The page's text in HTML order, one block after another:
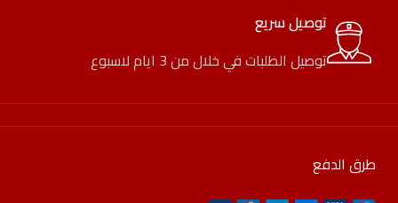
توصيل سريع
توصيل الطلبات في خلال من 3 ايام لاسبوع
طرق الدفع